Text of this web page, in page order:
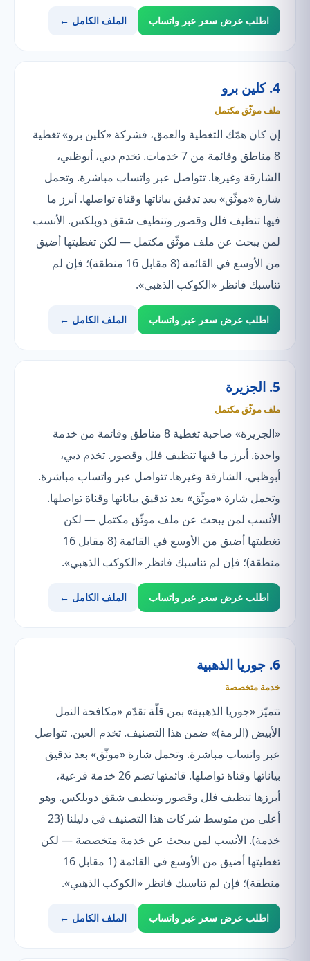
اطلب عرض سعر عبر واتساب الملف الكامل ←
4. كلين برو
ملف موثّق مكتمل
إن كان همّك التغطية والعمق، فشركة «كلين برو» تغطية
8 مناطق وقائمة من 7 خدمات. تخدم دبي، أبوظبي،
الشارقة وغيرها. تتواصل عبر واتساب مباشرة. وتحمل
شارة «موثّق» بعد تدقيق بياناتها وقناة تواصلها. أبرز ما
فيها تنظيف فلل وقصور وتنظيف شقق دوبلكس. الأنسب
لمن يبحث عن ملف موثّق مكتمل — لكن تغطيتها أضيق
من الأوسع في القائمة (8 مقابل 16 منطقة)؛ فإن لم
تناسبك فانظر «الكوكب الذهبي».
اطلب عرض سعر عبر واتساب الملف الكامل ←
5. الجزيرة
ملف موثّق مكتمل
«الجزيرة» صاحبة تغطية 8 مناطق وقائمة من خدمة
واحدة. أبرز ما فيها تنظيف فلل وقصور. تخدم دبي،
أبوظبي، الشارقة وغيرها. تتواصل عبر واتساب مباشرة.
وتحمل شارة «موثّق» بعد تدقيق بياناتها وقناة تواصلها.
الأنسب لمن يبحث عن ملف موثّق مكتمل — لكن
تغطيتها أضيق من الأوسع في القائمة (8 مقابل 16
منطقة)؛ فإن لم تناسبك فانظر «الكوكب الذهبي».
اطلب عرض سعر عبر واتساب الملف الكامل ←
6. جوريا الذهبية
خدمة متخصصة
تتميّز «جوريا الذهبية» بمن قلّة تقدّم «مكافحة النمل
الأبيض (الرمة)» ضمن هذا التصنيف. تخدم العين. تتواصل
عبر واتساب مباشرة. وتحمل شارة «موثّق» بعد تدقيق
بياناتها وقناة تواصلها. قائمتها تضم 26 خدمة فرعية،
أبرزها تنظيف فلل وقصور وتنظيف شقق دوبلكس. وهو
أعلى من متوسط شركات هذا التصنيف في دليلنا (23
خدمة). الأنسب لمن يبحث عن خدمة متخصصة — لكن
تغطيتها أضيق من الأوسع في القائمة (1 مقابل 16
منطقة)؛ فإن لم تناسبك فانظر «الكوكب الذهبي».
اطلب عرض سعر عبر واتساب الملف الكامل ←